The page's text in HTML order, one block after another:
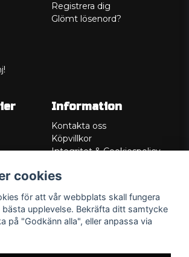
Registrera dig
Glömt lösenord?
Information
Kontakta oss
Köpvillkor
Integritet & Cookiespolicy
Service/Garanti
Lådritning
Om oss
cookies
för att vår webbplats skall fungera
upplevelse. Bekräfta ditt samtycke
på "Godkänn alla", eller anpassa via